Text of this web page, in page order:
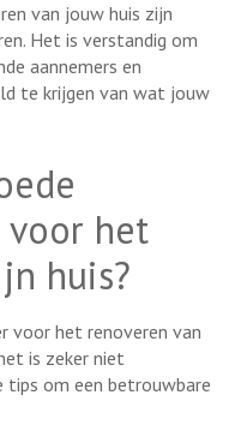
van jouw huis zijn
Het is verstandig om
aannemers en
te krijgen van wat jouw
voor het
huis?
voor het renoveren van
is zeker niet
tips om een betrouwbare